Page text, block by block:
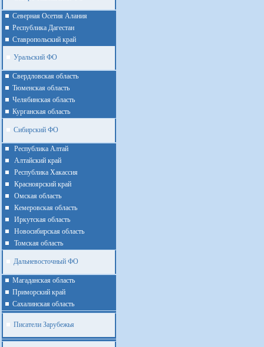
Северная Осетия Алания
Республика Дагестан
Ставропольский край
Уральский ФО
Cвердловская область
Тюменская область
Челябинская область
Курганская область
Сибирский ФО
Республика Алтай
Алтайcкий край
Республика Хакассия
Красноярский край
Омская область
Кемеровская область
Иркутская область
Новосибирская область
Томская область
Дальневосточный ФО
Магаданская область
Приморский край
Cахалинская область
Писатели Зарубежья